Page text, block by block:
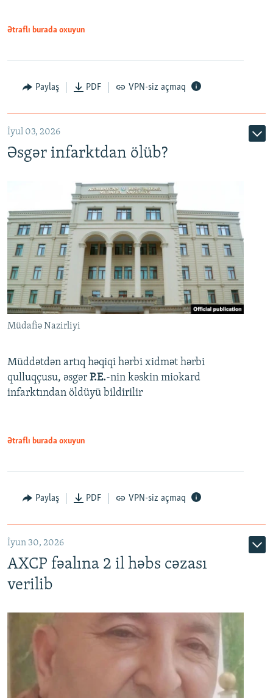
Auto 240p 360p 480p
720p 1080p
Ətraflı burada oxuyun
Paylaş PDF VPN-siz açmaq
İyul 03, 2026
Əsgər infarktdan ölüb?
Müdafiə Nazirliyi
Müddətdən artıq həqiqi hərbi xidmət hərbi
qulluqçusu, əsgər P.E.-nin kəskin miokard
infarktından öldüyü bildirilir
Ətraflı burada oxuyun
Paylaş PDF VPN-siz açmaq
İyun 30, 2026
AXCP fəalına 2 il həbs cəzası
verilib